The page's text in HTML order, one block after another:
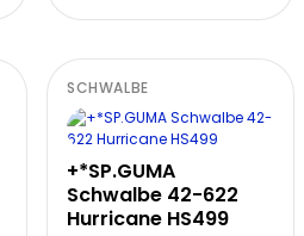
SCHWALBE
+*SP.GUMA
Schwalbe 42-622
Hurricane HS499